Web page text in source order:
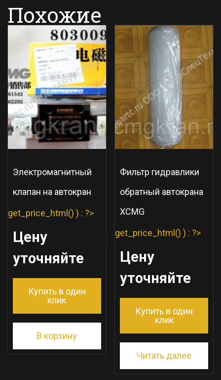
Похожие
Электромагнитный
клапан на автокран
get_price_html() ) : ?>
Цену
уточняйте
Купить в один
клик
В корзину
Фильтр гидравлики
обратный автокрана
XCMG
get_price_html() ) : ?>
Цену
уточняйте
Купить в один
клик
Читать далее